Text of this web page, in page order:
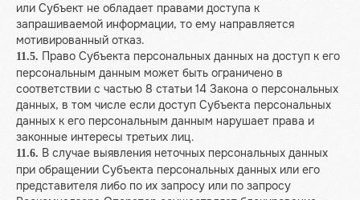
или Субъект не обладает правами доступа к
запрашиваемой информации, то ему направляется
мотивированный отказ.
11.5. Право Субъекта персональных данных на доступ к его
персональным данным может быть ограничено в
соответствии с частью 8 статьи 14 Закона о персональных
данных, в том числе если доступ Субъекта персональных
данных к его персональным данным нарушает права и
законные интересы третьих лиц.
11.6. В случае выявления неточных персональных данных
при обращении Субъекта персональных данных или его
представителя либо по их запросу или по запросу